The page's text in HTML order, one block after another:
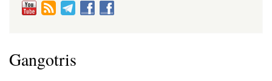
Gangotris